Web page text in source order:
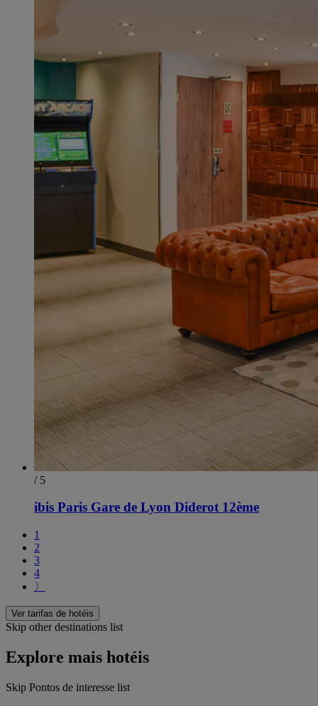
/ 5
ibis Paris Gare de Lyon Diderot 12ème
1
2
3
4
〉
Ver tarifas de hotéis
Skip other destinations list
Explore mais hotéis
Skip Pontos de interesse list